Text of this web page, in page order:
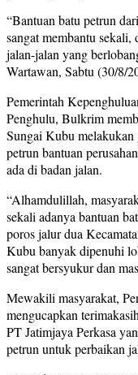
“Bantuan batu petrun
sangat membantu sekali,
jalan-jalan yang
Wartawan, Sabtu (30/8/
Pemerintah
Penghulu, Bulkrim
Sungai Kubu melakukan
petrun bantuan
ada di badan jalan.
“Alhamdulillah,
sekali adanya bantuan
poros jalur dua
Kubu banyak dipenuhi
sangat bersyukur dan
Mewakili masyarakat,
mengucapkan
PT Jatimjaya Perkasa
petrun untuk perbaikan